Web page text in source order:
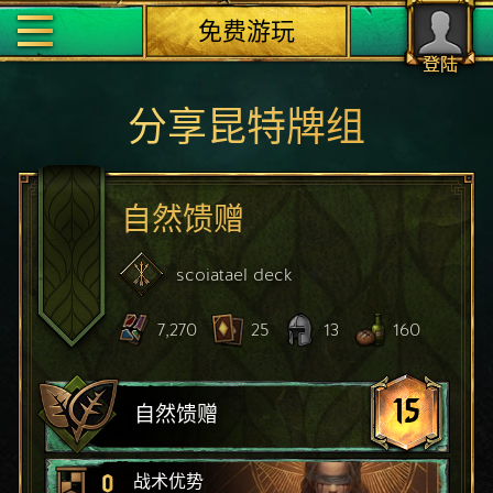
登陆
免费游玩
分享昆特牌组
自然馈赠
scoiatael deck
7,270 25 13 160
自然馈赠 15
0 战术优势